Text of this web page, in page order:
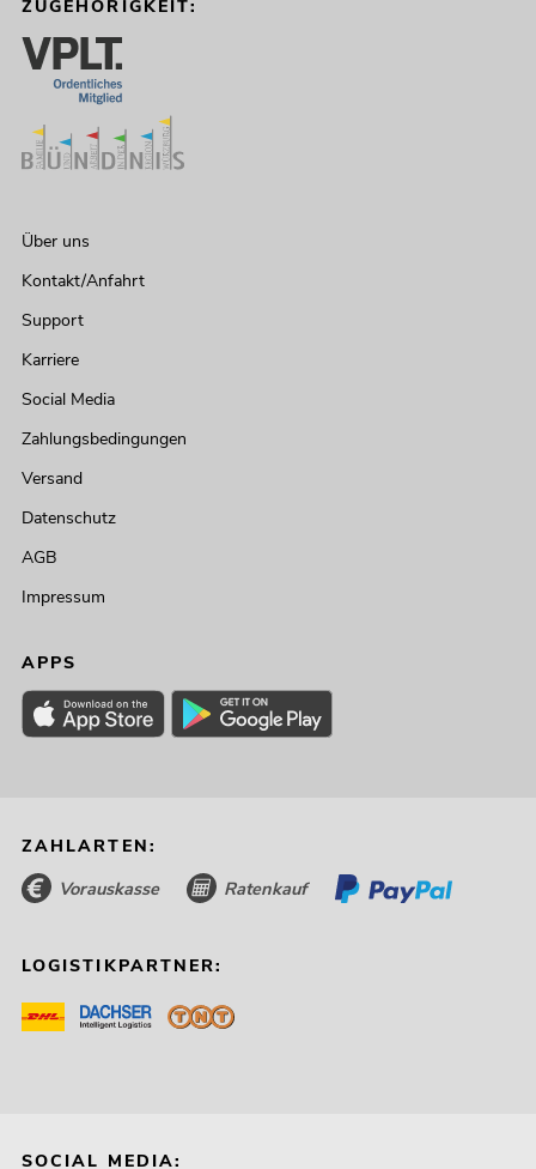
ZUGEHÖRIGKEIT:
Über uns
Kontakt/Anfahrt
Support
Karriere
Social Media
Zahlungsbedingungen
Versand
Datenschutz
AGB
Impressum
APPS
ZAHLARTEN:
Vorauskasse Ratenkauf
LOGISTIKPARTNER:
SOCIAL MEDIA: